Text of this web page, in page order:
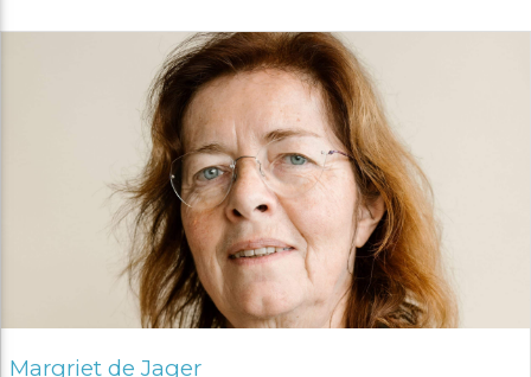
Margriet de Jager